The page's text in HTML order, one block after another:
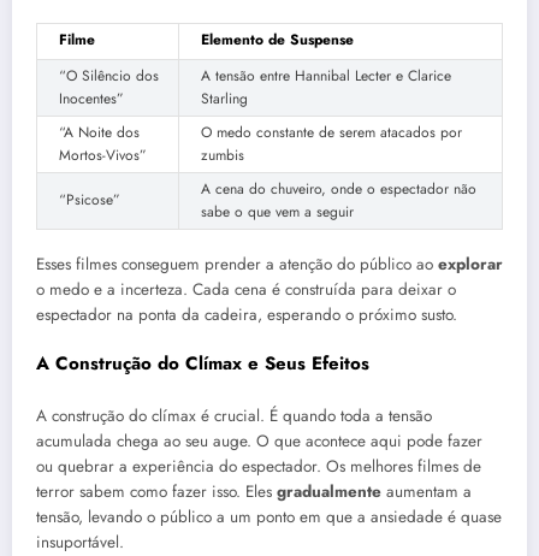
Filme
Elemento de Suspense
“O Silêncio dos
Inocentes”
A tensão entre Hannibal Lecter e Clarice
Starling
“A Noite dos
Mortos-Vivos”
O medo constante de serem atacados por
zumbis
“Psicose”
A cena do chuveiro, onde o espectador não
sabe o que vem a seguir
Esses filmes conseguem prender a atenção do público ao explorar
o medo e a incerteza. Cada cena é construída para deixar o
espectador na ponta da cadeira, esperando o próximo susto.
A Construção do Clímax e Seus Efeitos
A construção do clímax é crucial. É quando toda a tensão
acumulada chega ao seu auge. O que acontece aqui pode fazer
ou quebrar a experiência do espectador. Os melhores filmes de
terror sabem como fazer isso. Eles gradualmente aumentam a
tensão, levando o público a um ponto em que a ansiedade é quase
insuportável.